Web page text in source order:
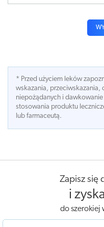
* Przed użyciem leków
wskazania, przeciwskazania,
niepożądanych i
stosowania produktu
lub farmaceutą.
Zapisz się
i
do szerokiej